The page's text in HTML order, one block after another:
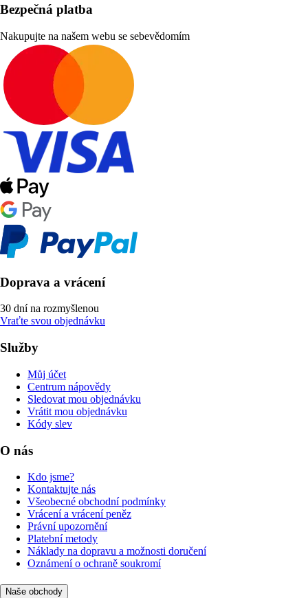
Bezpečná platba
Nakupujte na našem webu se sebevědomím
Doprava a vrácení
30 dní na rozmyšlenou
Vraťte svou objednávku
Služby
Můj účet
Centrum nápovědy
Sledovat mou objednávku
Vrátit mou objednávku
Kódy slev
O nás
Kdo jsme?
Kontaktujte nás
Všeobecné obchodní podmínky
Vrácení a vrácení peněz
Právní upozornění
Platební metody
Náklady na dopravu a možnosti doručení
Oznámení o ochraně soukromí
Naše obchody